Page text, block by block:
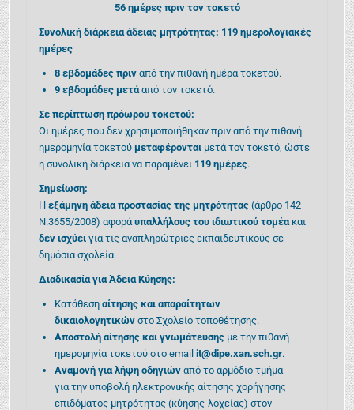
56 ημέρες πριν τον τοκετό
Συνολική διάρκεια άδειας μητρότητας: 119 ημερολογιακές
ημέρες
8 εβδομάδες πριν από την πιθανή ημέρα τοκετού.
9 εβδομάδες μετά από τον τοκετό.
Σε περίπτωση πρόωρου τοκετού:
Οι ημέρες που δεν χρησιμοποιήθηκαν πριν από την πιθανή
ημερομηνία τοκετούμεταφέρονται μετά τον τοκετό, ώστε
η συνολική διάρκεια να παραμένει 119 ημέρες.
Σημείωση:
Ηεξάμηνη άδεια προστασίας της μητρότητας (άρθρο 142
Ν.3655/2008) αφοράυπαλλήλους του ιδιωτικού τομέα και
δεν ισχύει για τις αναπληρώτριες εκπαιδευτικούς σε
δημόσια σχολεία.
Διαδικασία για Άδεια Κύησης:
Κατάθεσηαίτησης και απαραίτητων
δικαιολογητικών στο Σχολείο τοποθέτησης.
Αποστολή αίτησης και γνωμάτευσης με την πιθανή
ημερομηνία τοκετού στο emailit@dipe.xan.sch.gr.
Αναμονή για λήψη οδηγιών από το αρμόδιο τμήμα
για την υποβολή ηλεκτρονικής αίτησης χορήγησης
επιδόματος μητρότητας (κύησης-λοχείας) στον